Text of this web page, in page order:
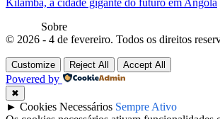
Sobre
© 2026 - 4 de fevereiro. Todos os direitos
Customize Reject All Accept All
Powered by
✖
► Cookies Necessários Sempre Ativo